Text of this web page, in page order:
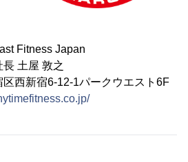
Fitness Japan
土屋 敦之
西新宿6-12-1パークウエスト6F